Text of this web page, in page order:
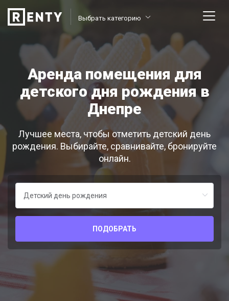
Выбрать категорию
Аренда помещения для
детского дня рождения в
Днепре
Лучшее места, чтобы отметить детский день
рождения. Выбирайте, сравнивайте, бронируйте
онлайн.
ПОДОБРАТЬ